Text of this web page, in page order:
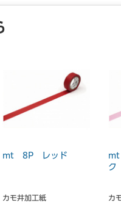
mt 8P レッド
カモ井加工紙
ク
カ